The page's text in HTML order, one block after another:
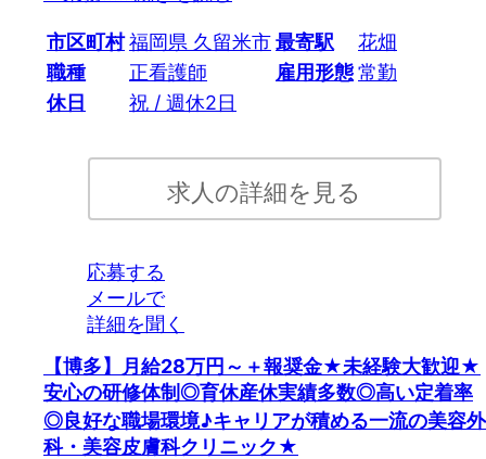
市区町村福岡県 久留米市最寄駅
花畑
職種
正看護師 雇用形態常勤
休日
祝 / 週休2日
求人の詳細を見る
応募する
メールで
詳細を聞く
【博多】月給28万円～＋報奨金★未経験大歓迎★
安心の研修体制◎育休産休実績多数◎高い定着率
◎良好な職場環境♪キャリアが積める一流の美容外
科・美容皮膚科クリニック★